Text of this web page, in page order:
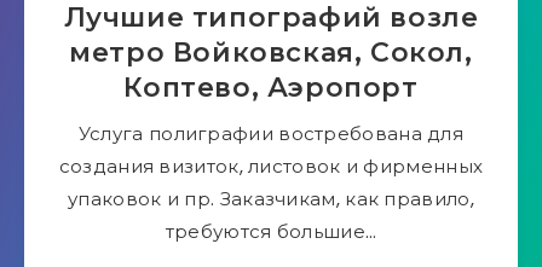
Лучшие типографий возле
метро Войковская, Сокол,
Коптево, Аэропорт
Услуга полиграфии востребована для
создания визиток, листовок и фирменных
упаковок и пр. Заказчикам, как правило,
требуются большие…